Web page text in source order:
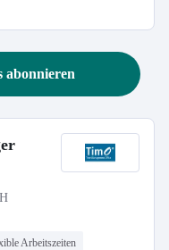
abonnieren
Arbeitszeiten